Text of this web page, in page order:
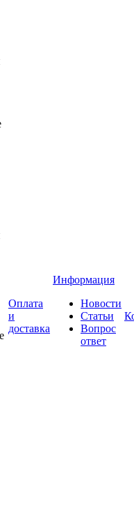
Оплата
и
доставка
Информация
Новости
Статьи
Вопрос
ответ